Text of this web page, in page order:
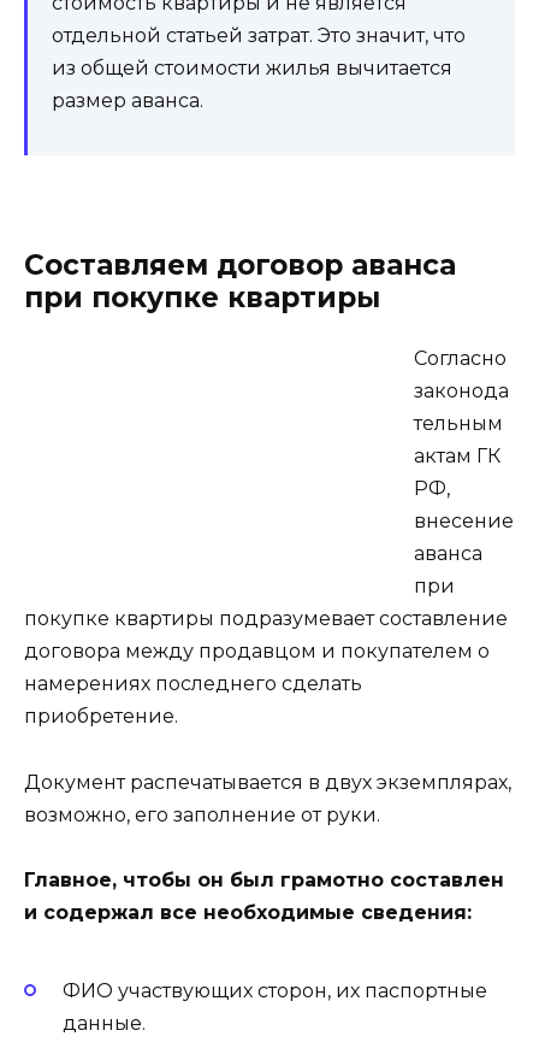
отдельной статьей затрат. Это значит, что
из общей стоимости жилья вычитается
размер аванса.
Составляем договор аванса
при покупке квартиры
Согласно
законода
тельным
актам ГК
РФ,
внесение
аванса
при
покупке квартиры подразумевает составление
договора между продавцом и покупателем о
намерениях последнего сделать
приобретение.
Документ распечатывается в двух экземплярах,
возможно, его заполнение от руки.
Главное, чтобы он был грамотно составлен
и содержал все необходимые сведения:
ФИО участвующих сторон, их паспортные
данные.